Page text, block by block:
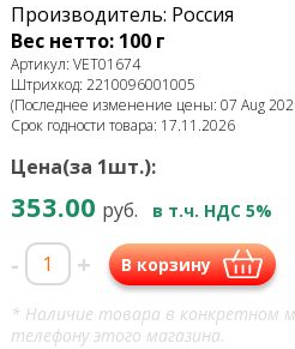
Производитель: Россия
Вес нетто: 100 г
Артикул: VET01674
Штрихкод: 2210096001005
(Последнее изменение цены: 07 Aug
Срок годности товара: 17.11.2026
Цена(за 1шт.):
353.00 руб. в т.ч. НДС 5%
- + В корзину
* Наличие товара в конкретном
телефону этого магазина.